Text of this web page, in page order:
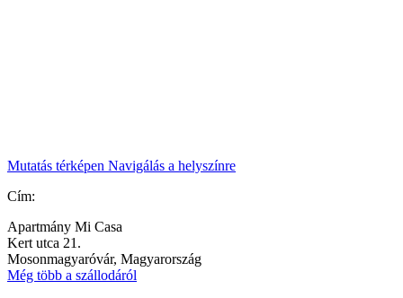
Mutatás térképen Navigálás a helyszínre
Cím:
Apartmány Mi Casa
Kert utca 21.
Mosonmagyaróvár, Magyarország
Még több a szállodáról